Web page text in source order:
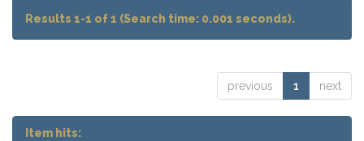
Results 1-1 of 1 (Search time: 0.001 seconds).
previous 1 next
Item hits: